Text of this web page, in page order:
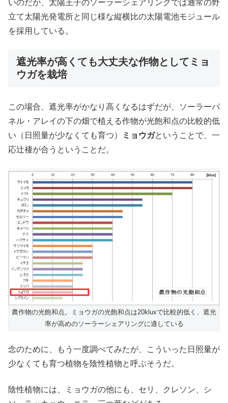
いのだが、太陽王子のソーラーシェアリングでは通常の野
立て太陽光発電所と同じ様な縦横比の太陽電池モジュール
を採用している。
遮光率が高くても大丈夫な作物としてミョ
ウガを栽培
この場合、遮光率がかなり高くなるはずだが、ソーラーパ
ネル・アレイの下の畑で植える作物が光飽和点の比較的低
い（日照量が少なくても育つ）
ミョウガということで、一
応辻褄が合うということだ。
農作物の光飽和点。ミョウガの光飽和点は20kluxで比較的低く、遮光
率が高めのソーラーシェアリングに適している
念のために、もう一度調べてみたが、こういった日照量が
少なくても育つ植物を陰性植物と呼ぶそうだ。
陰性植物には、ミョウガの他にも、セリ、クレソン、シ